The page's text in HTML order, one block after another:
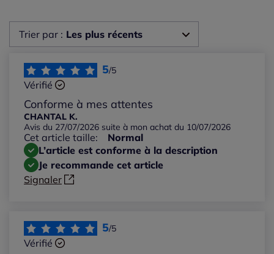
Trier par : Les plus récents
Les plus récents
Les plus anciens
Notes les plus élevées
Notes les plus basses
5/5
Vérifié
Conforme à mes attentes
CHANTAL K.
Avis du 27/07/2026 suite à mon achat du 10/07/2026
Cet article taille:
Normal
L’article est conforme à la description
Je recommande cet article
Signaler
5/5
Vérifié